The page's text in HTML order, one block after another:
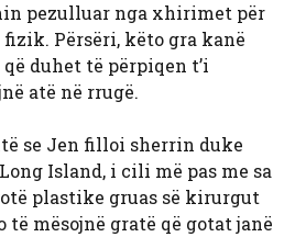
pezulluar nga xhirimet për
Përsëri, këto gra kanë
duhet të përpiqen t’i
atë në rrugë.
se Jen filloi sherrin duke
Island, i cili më pas me sa
plastike gruas së kirurgut
të mësojnë gratë që gotat janë